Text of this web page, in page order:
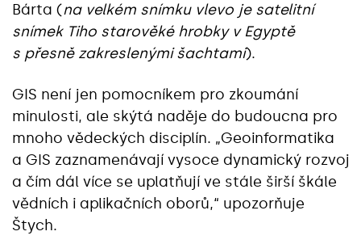
Bárta (na velkém snímku vlevo je satelitní
snímek Tiho starověké hrobky v Egyptě
s přesně zakreslenými šachtami).
GIS není jen pomocníkem pro zkoumání
minulosti, ale skýtá naděje do budoucna pro
mnoho vědeckých disciplín. „Geoinformatika
a GIS zaznamenávají vysoce dynamický rozvoj
a čím dál více se uplatňují ve stále širší škále
vědních i aplikačních oborů,“ upozorňuje
Štych.